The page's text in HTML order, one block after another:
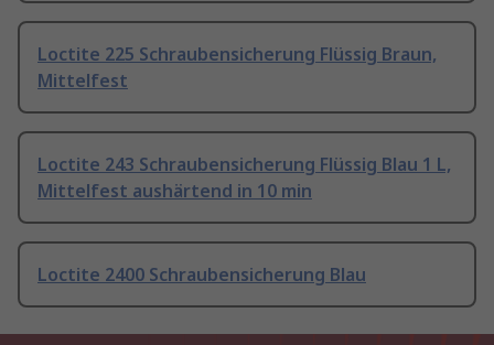
Loctite 225 Schraubensicherung Flüssig Braun,
Mittelfest
Loctite 243 Schraubensicherung Flüssig Blau 1 L,
Mittelfest aushärtend in 10 min
Loctite 2400 Schraubensicherung Blau